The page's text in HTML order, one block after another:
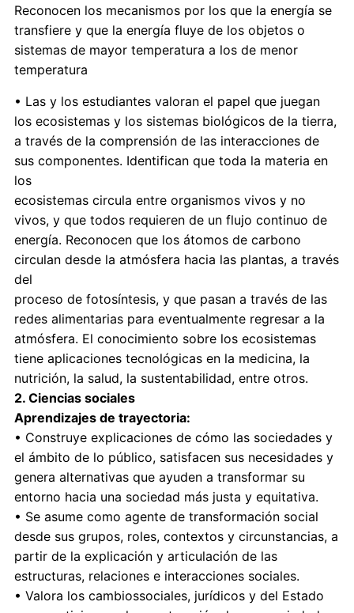
Reconocen los mecanismos por los que la energía se
transfiere y que la energía fluye de los objetos o
sistemas de mayor temperatura a los de menor
temperatura
• Las y los estudiantes valoran el papel que juegan
los ecosistemas y los sistemas biológicos de la tierra,
a través de la comprensión de las interacciones de
sus componentes. Identifican que toda la materia en
los
ecosistemas circula entre organismos vivos y no
vivos, y que todos requieren de un flujo continuo de
energía. Reconocen que los átomos de carbono
circulan desde la atmósfera hacia las plantas, a través
del
proceso de fotosíntesis, y que pasan a través de las
redes alimentarias para eventualmente regresar a la
atmósfera. El conocimiento sobre los ecosistemas
tiene aplicaciones tecnológicas en la medicina, la
nutrición, la salud, la sustentabilidad, entre otros.
2. Ciencias sociales
Aprendizajes de trayectoria:
• Construye explicaciones de cómo las sociedades y
el ámbito de lo público, satisfacen sus necesidades y
genera alternativas que ayuden a transformar su
entorno hacia una sociedad más justa y equitativa.
• Se asume como agente de transformación social
desde sus grupos, roles, contextos y circunstancias, a
partir de la explicación y articulación de las
estructuras, relaciones e interacciones sociales.
• Valora los cambiossociales, jurídicos y del Estado